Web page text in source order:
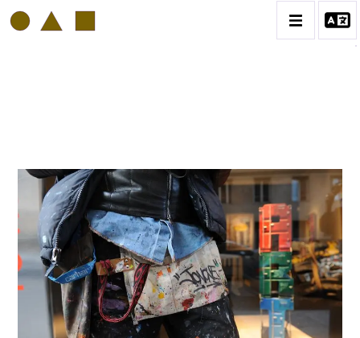
BIOGRAPHIE
CATALOGUE DES OEUVRES
VOL. 1: PORTRAITS D'ARTISTES
VOL. 2: COLLAGES
VOL. 3 : ATELIERS D'ARTISTES
CONTACT